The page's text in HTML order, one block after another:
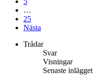
…
25
Nästa
Trådar
Svar
Visningar
Senaste inlägget